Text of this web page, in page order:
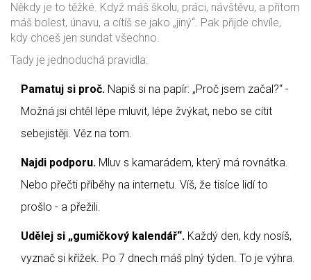
Někdy je to těžké. Když máš školu, práci, návštěvu, a přitom
máš bolest, únavu, a cítíš se jako „jiný“. Pak přijde chvíle,
kdy chceš jen sundat všechno.
Tady je jednoduchá pravidla:
Pamatuj si proč. Napiš si na papír: „Proč jsem začal?“ -
Možná jsi chtěl lépe mluvit, lépe žvýkat, nebo se cítit
sebejistěji. Věz na tom.
Najdi podporu. Mluv s kamarádem, který má rovnátka.
Nebo přečti příběhy na internetu. Víš, že tisíce lidí to
prošlo - a přežili.
Udělej si „gumičkový kalendář“. Každý den, kdy nosíš,
vyznač si křížek. Po 7 dnech máš plný týden. To je výhra.